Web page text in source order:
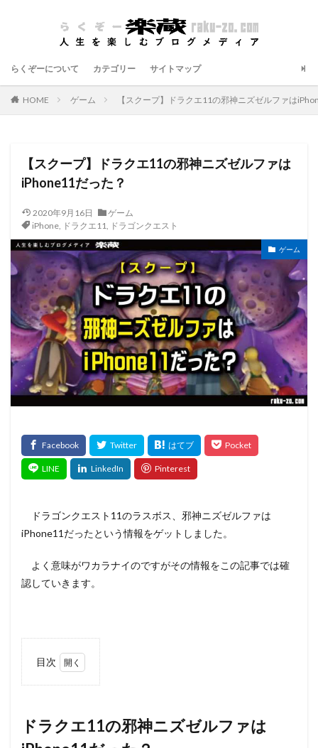
らくぞーについて カテゴリー サイトマップ
HOME ゲーム 【スクープ】ドラクエ11の邪神ニズゼルファは
【スクープ】ドラクエ11の邪神ニズゼルファは
iPhone11だった？
2020年9月16日
ゲーム
iPhone, ドラクエ11, ドラゴンクエスト
ゲーム
ドラゴンクエスト11のラスボス、邪神ニズゼルファは
iPhone11だったという情報をゲットしました。
よく意味がワカラナイのですがその情報をこの記事では確
認していきます。
目次
ゼルファ
は
iPhone11
ドラクエ11の邪神ニズゼルファは